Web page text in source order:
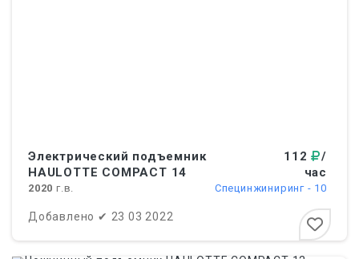
Электрический подъемник
HAULOTTE COMPACT 14
112
/
час
2020 г.в. Специнжиниринг - 10
Добавлено ✔ 23 03 2022